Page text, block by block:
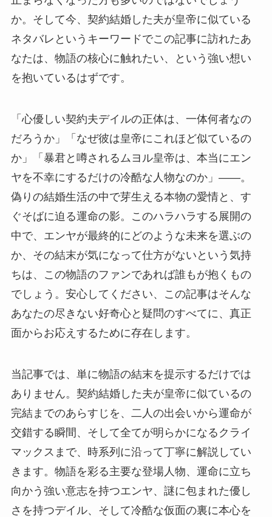
か。そして今、契約結婚した夫が皇帝に似ている
ネタバレというキーワードでこの記事に訪れたあ
なたは、物語の核心に触れたい、という強い想い
を抱いているはずです。
「心優しい契約夫デイルの正体は、一体何者なの
だろうか」「なぜ彼は皇帝にこれほど似ているの
か」「暴君と噂されるムヨル皇帝は、本当にエン
ヤを不幸にするだけの冷酷な人物なのか」――。
偽りの結婚生活の中で芽生える本物の愛情と、す
ぐそばに迫る運命の影。このハラハラする展開の
中で、エンヤが最終的にどのような未来を選ぶの
か、その結末が気になって仕方がないという気持
ちは、この物語のファンであれば誰もが抱くもの
でしょう。安心してください、この記事はそんな
あなたの尽きない好奇心と疑問のすべてに、真正
面からお応えするために存在します。
当記事では、単に物語の結末を提示するだけでは
ありません。契約結婚した夫が皇帝に似ているの
完結までのあらすじを、二人の出会いから運命が
交錯する瞬間、そして全てが明らかになるクライ
マックスまで、時系列に沿って丁寧に解説してい
きます。物語を彩る主要な登場人物、運命に立ち
向かう強い意志を持つエンヤ、謎に包まれた優し
さを持つデイル、そして冷酷な仮面の裏に本心を